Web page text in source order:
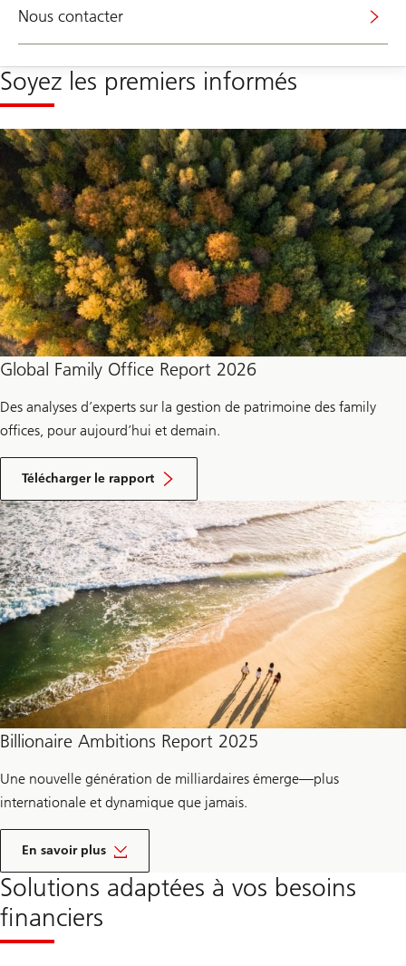
Nous contacter
Soyez les premiers informés
Global Family Office Report 2026
Des analyses d’experts sur la gestion de patrimoine des family
offices, pour aujourd’hui et demain.
Télécharger le rapport
l
e
a
p
p
o
r
t
d
u
G
b
a
l
F
m
y
O
f
f
c
e
2
0
2
5
Billionaire Ambitions Report 2025
Une nouvelle génération de milliardaires émerge—plus
internationale et dynamique que jamais.
En savoir plus
l
e
p
o
r
Solutions adaptées à vos besoins
financiers